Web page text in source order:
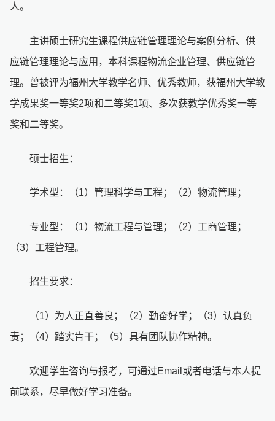
人。
主讲硕士研究生课程供应链管理理论与案例分析、供
应链管理理论与应用，本科课程物流企业管理、供应链管
理。曾被评为福州大学教学名师、优秀教师，获福州大学教
学成果奖一等奖2项和二等奖1项、多次获教学优秀奖一等
奖和二等奖。
硕士招生：
学术型：（1）管理科学与工程；（2）物流管理；
专业型：（1）物流工程与管理；（2）工商管理；
（3）工程管理。
招生要求：
（1）为人正直善良；（2）勤奋好学；（3）认真负
责；（4）踏实肯干；（5）具有团队协作精神。
欢迎学生咨询与报考，可通过Email或者电话与本人提
前联系，尽早做好学习准备。